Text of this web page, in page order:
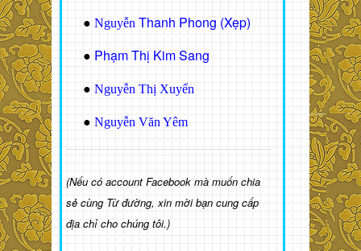
● Nguyễn Thanh Phong (Xẹp)
● Phạm Thị Kim Sang
● Nguyễn Thị Xuyến
● Nguyễn Văn Yêm
(Nếu có account Facebook mà muốn chia
sẻ cùng Từ đường, xin mời bạn cung cấp
địa chỉ cho chúng tôi.)